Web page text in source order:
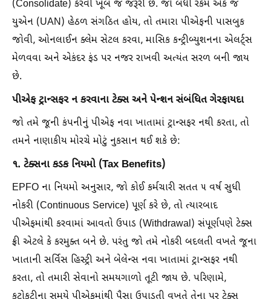
(Consolidate) કરવી ખૂબ જ જરૂરી છે. જો બધી રકમ એક જ
યુએન (UAN) હેઠળ સંગઠિત હોય, તો તમારા પીએફની પાસબુક
જોવી, ઓનલાઈન ક્લેમ સેટલ કરવા, માસિક કન્ટ્રીબ્યુશનના એલર્ટ્સ
મેળવવા અને એકંદર ફંડ પર નજર રાખવી અત્યંત સરળ બની જાય
છે.
પીએફ ટ્રાન્સફર ન કરવાના ટેક્સ અને પેન્શન સંબંધિત ગેરફાયદા
જો તમે જૂની કંપનીનું પીએફ નવા ખાતામાં ટ્રાન્સફર નથી કરતા, તો
તમને નાણાકીય મોરચે મોટું નુકસાન થઈ શકે છે:
૧. ટેક્સના કડક નિયમો (Tax Benefits)
EPFO ના નિયમો અનુસાર, જો કોઈ કર્મચારી સતત ૫ વર્ષ સુધી
નોકરી (Continuous Service) પૂર્ણ કરે છે, તો ત્યારબાદ
પીએફમાંથી કરવામાં આવતો ઉપાડ (Withdrawal) સંપૂર્ણપણે ટેક્સ
ફ્રી એટલે કે કરમુક્ત બને છે. પરંતુ જો તમે નોકરી બદલતી વખતે જૂના
ખાતાની સર્વિસ હિસ્ટ્રી અને બેલેન્સ નવા ખાતામાં ટ્રાન્સફર નથી
કરતા, તો તમારી સેવાનો સમયગાળો તૂટી જાય છે. પરિણામે,